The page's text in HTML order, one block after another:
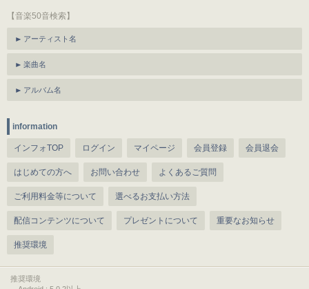
【音楽50音検索】
アーティスト名
楽曲名
アルバム名
information
インフォTOP ログイン マイページ 会員登録 会員退会
はじめての方へ お問い合わせ よくあるご質問
ご利用料金等について 選べるお支払い方法
配信コンテンツについて プレゼントについて 重要なお知らせ
推奨環境
推奨環境